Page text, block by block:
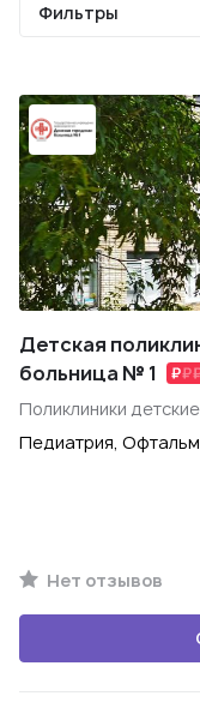
Фильтры
Детская
больница № 1
Поликлиники детские
Педиатрия,
Нет отзывов